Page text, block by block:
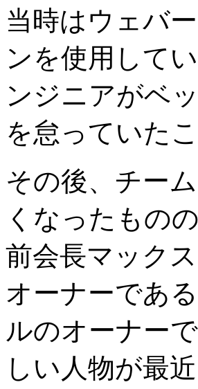
当時はウェバ
ンを使用して
ンジニアがベ
を怠っていた
その後、チー
くなったもの
前会長マック
オーナーであ
ルのオーナー
しい人物が最